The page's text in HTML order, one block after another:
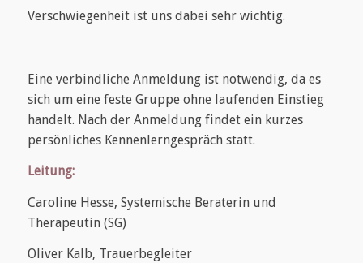
Verschwiegenheit ist uns dabei sehr wichtig.
Eine verbindliche Anmeldung ist notwendig, da es
sich um eine feste Gruppe ohne laufenden Einstieg
handelt. Nach der Anmeldung findet ein kurzes
persönliches Kennenlerngespräch statt.
Leitung:
Caroline Hesse, Systemische Beraterin und
Therapeutin (SG)
Oliver Kalb, Trauerbegleiter